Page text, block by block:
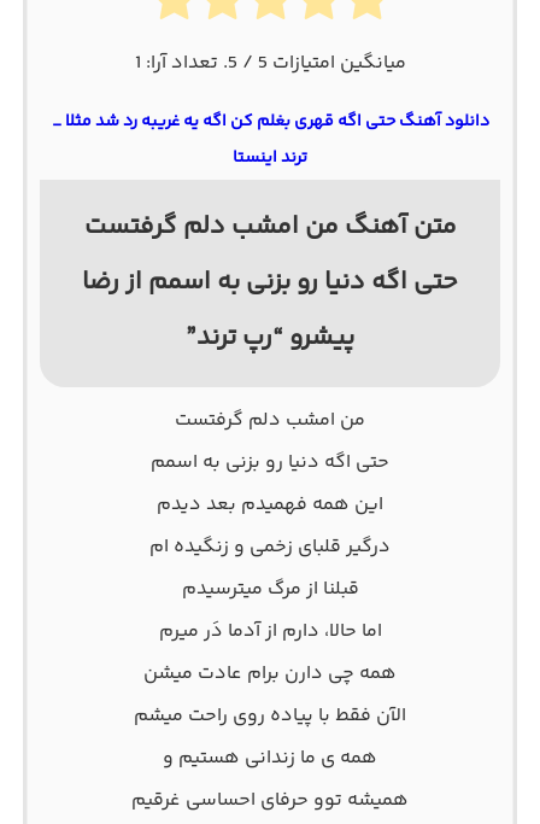
میانگین امتیازات 5 / 5. تعداد آرا: 1
دانلود آهنگ حتی اگه قهری بغلم کن اگه یه غریبه رد شد مثلا _
ترند اینستا
متن آهنگ من امشب دلم گرفتست
حتی اگه دنیا رو بزنی به اسمم از رضا
پیشرو “رپ ترند”
من امشب دلم گرفتست
حتی اگه دنیا رو بزنی به اسمم
این همه فهمیدم بعد دیدم
درگیر قلبای زخمی و زنگیده ام
قبلنا از مرگ میترسیدم
اما حالا، دارم از آدما دَر میرم
همه چی دارن برام عادت میشن
الآن فقط با پیاده روی راحت میشم
همه ی ما زندانی هستیم و
همیشه توو حرفای احساسی غرقیم